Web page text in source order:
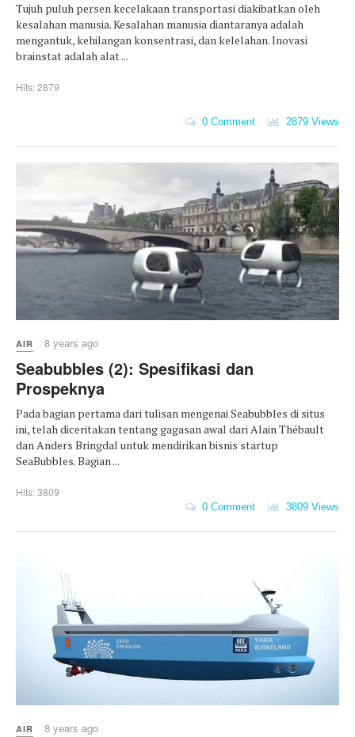
Tujuh puluh persen kecelakaan transportasi diakibatkan oleh
kesalahan manusia. Kesalahan manusia diantaranya adalah
mengantuk, kehilangan konsentrasi, dan kelelahan. Inovasi
brainstat adalah alat ...
Hits: 2879
0 Comment 2879 Views
AIR 8 years ago
Seabubbles (2): Spesifikasi dan
Prospeknya
Pada bagian pertama dari tulisan mengenai Seabubbles di situs
ini, telah diceritakan tentang gagasan awal dari Alain Thébault
dan Anders Bringdal untuk mendirikan bisnis startup
SeaBubbles. Bagian ...
Hits: 3809
0 Comment 3809 Views
AIR 8 years ago